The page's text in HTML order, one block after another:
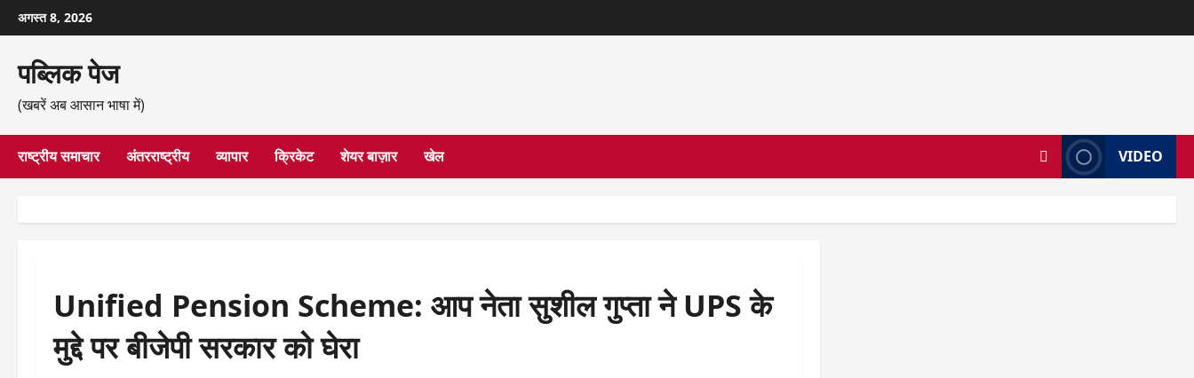
छोड़कर
सामग्री
अगस्त 8, 2026
पब्लिक पेज
(खबरें अब आसान भाषा में)
राष्ट्रीय समाचार अंतरराष्ट्रीय व्यापार क्रिकेट शेयर बाज़ार खेल VIDEO
Unified Pension Scheme: आप नेता सुशील गुप्ता ने UPS के
मुद्दे पर बीजेपी सरकार को घेरा